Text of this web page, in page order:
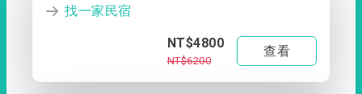
找一家民宿
NT$4800
NT$6200
查看